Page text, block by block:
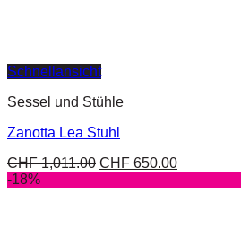
Schnellansicht
Sessel und Stühle
Zanotta Lea Stuhl
CHF1,011.00 CHF 650.00
-18%